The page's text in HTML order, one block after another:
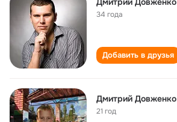
34 года
Добавить в друзья
Дмитрий Довженко
21 год